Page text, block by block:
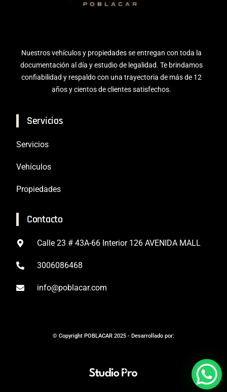
Nuestros vehículos y propiedades se entregan con toda la
documentación al día y estudio de legalidad. Te brindamos
confiabilidad y respaldo con una trayectoria de más de 12
años y cientos de clientes satisfechos.
Servicios
Servicios
Vehículos
Propiedades
Contacto
Calle 23 # 43A-66 Interior 126 AVENIDA MALL
3006086468
info@poblacar.com
© Copyright POBLACAR 2025 - Desarrollado por:​